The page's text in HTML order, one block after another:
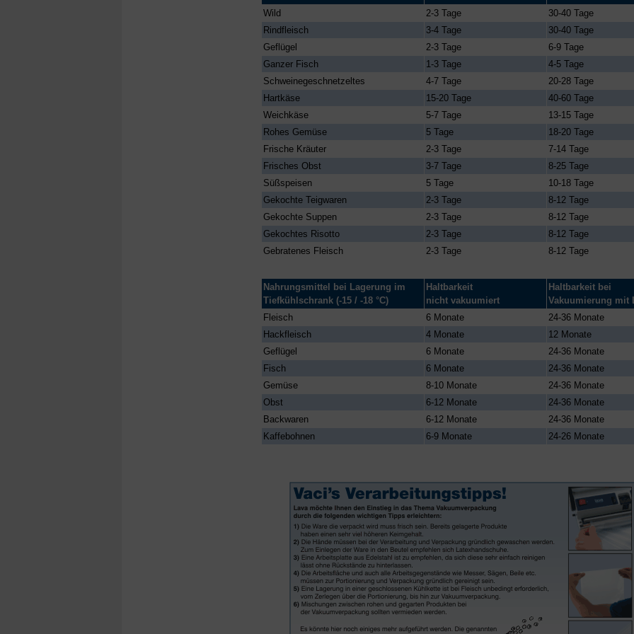
Wild 2-3 Tage
30-40 Tage
Rindfleisch
3-4 Tage
30-40 Tage
Geflügel
2-3 Tage
6-9 Tage
Ganzer Fisch
1-3 Tage
4-5 Tage
Schweinegeschnetzeltes
4-7 Tage
20-28 Tage
Hartkäse
15-20 Tage
40-60 Tage
Weichkäse
5-7 Tage
13-15 Tage
Rohes Gemüse
5 Tage
18-20 Tage
Frische Kräuter
2-3 Tage
7-14 Tage
Frisches Obst
3-7 Tage
8-25 Tage
Süßspeisen
5 Tage
10-18 Tage
Gekochte Teigwaren
2-3 Tage
8-12 Tage
Gekochte Suppen
2-3 Tage
8-12 Tage
Gekochtes Risotto
2-3 Tage
8-12 Tage
Gebratenes Fleisch
2-3 Tage 8-12 Tage
Nahrungsmittel bei Lagerung im
Tiefkühlschrank (-15 / -18 °C)
Haltbarkeit
nicht vakuumiert
Haltbarkeit bei
Vakuumierung mit
Fleisch
6 Monate
24-36 Monate
Hackfleisch
4 Monate
12 Monate
Geflügel
6 Monate
24-36 Monate
Fisch
6 Monate
24-36 Monate
Gemüse
8-10 Monate
24-36 Monate
Obst
6-12 Monate
24-36 Monate
Backwaren
6-12 Monate
24-36 Monate
Kaffebohnen
6-9 Monate 24-26 Monate